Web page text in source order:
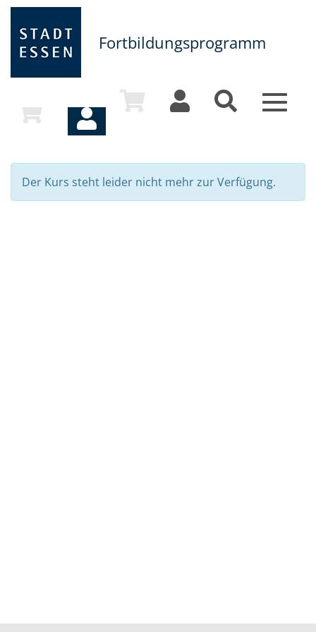
Fortbildungsprogramm
Toggle
Der Kurs steht leider nicht mehr zur Verfügung.